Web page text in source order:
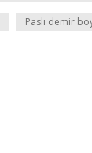
Paslı demir